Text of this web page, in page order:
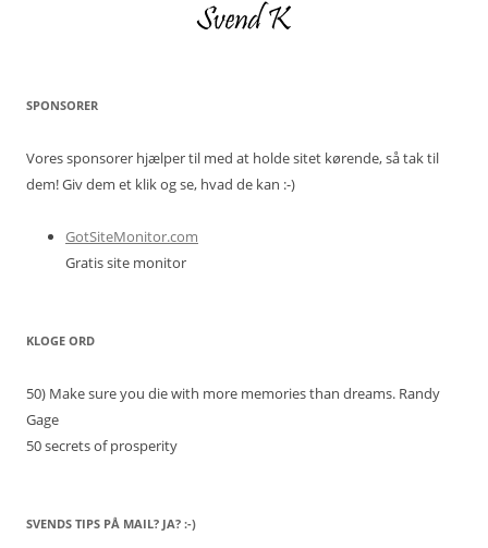
SPONSORER
Vores sponsorer hjælper til med at holde sitet kørende, så tak til
dem! Giv dem et klik og se, hvad de kan :-)
GotSiteMonitor.com
Gratis site monitor
KLOGE ORD
50) Make sure you die with more memories than dreams. Randy
Gage
50 secrets of prosperity
SVENDS TIPS PÅ MAIL? JA? :-)